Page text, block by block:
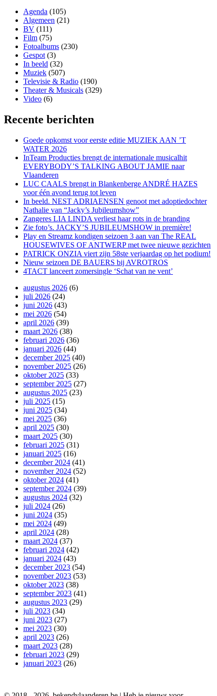
Agenda (105)
Algemeen (21)
BV (111)
Film (75)
Fotoalbums (230)
Gespot (3)
In beeld (32)
Muziek (507)
Televisie & Radio (190)
Theater & Musicals (329)
Video (6)
Recente berichten
Goede opkomst voor eerste editie MUZIEK AAN ’T
WATER 2026
InTeam Producties brengt de internationale musicalhit
EVERYBODY’S TALKING ABOUT JAMIE naar
Vlaanderen
LUC CAALS brengt in Blankenberge ANDRÉ HAZES
voor één avond terug tot leven
In beeld. NEST ADRIAENSEN genoot met adoptiedochter
Nathalie van “Jacky’s Jubileumshow”
Zangeres LIA LINDA verliest haar rots in de branding
Zie foto’s. JACKY’S JUBILEUMSHOW in première!
Play en Streamz kondigen seizoen 3 aan van The REAL
HOUSEWIVES OF ANTWERP met twee nieuwe gezichten
PATRICK ONZIA viert zijn 58ste verjaardag op het podium!
Nieuw seizoen DE BAUERS bij AVROTROS
4TACT lanceert zomersingle ‘Schat van ne vent’
augustus 2026 (6)
juli 2026 (24)
juni 2026 (43)
mei 2026 (54)
april 2026 (39)
maart 2026 (38)
februari 2026 (36)
januari 2026 (44)
december 2025 (40)
november 2025 (26)
oktober 2025 (33)
september 2025 (27)
augustus 2025 (23)
juli 2025 (15)
juni 2025 (34)
mei 2025 (36)
april 2025 (30)
maart 2025 (30)
februari 2025 (31)
januari 2025 (16)
december 2024 (41)
november 2024 (52)
oktober 2024 (41)
september 2024 (39)
augustus 2024 (32)
juli 2024 (26)
juni 2024 (35)
mei 2024 (49)
april 2024 (28)
maart 2024 (37)
februari 2024 (42)
januari 2024 (43)
december 2023 (54)
november 2023 (53)
oktober 2023 (38)
september 2023 (41)
augustus 2023 (29)
juli 2023 (34)
juni 2023 (27)
mei 2023 (30)
april 2023 (26)
maart 2023 (28)
februari 2023 (29)
januari 2023 (26)